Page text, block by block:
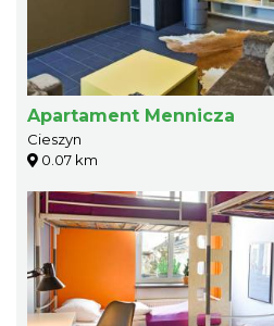
Apartament Mennicza
Cieszyn
0.07 km